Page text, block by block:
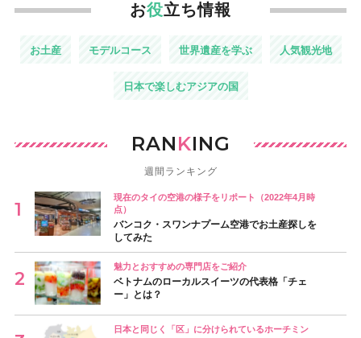
お役立ち情報
お土産 モデルコース 世界遺産を学ぶ 人気観光地
日本で楽しむアジアの国
RANKING
週間ランキング
現在のタイの空港の様子をリポート（2022年4月時
点）
バンコク・スワンナプーム空港でお土産探しを
してみた
魅力とおすすめの専門店をご紹介
ベトナムのローカルスイーツの代表格「チェ
ー」とは？
日本と同じく「区」に分けられているホーチミン